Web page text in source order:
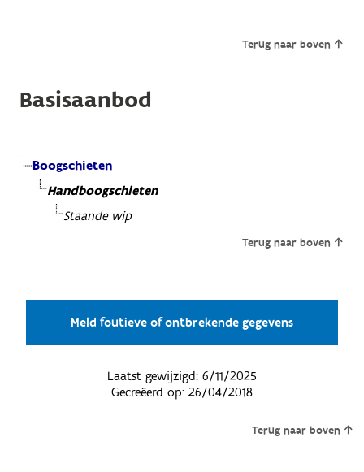
Terug naar boven
Basisaanbod
Boogschieten
Handboogschieten
Staande wip
Terug naar boven
Meld foutieve of ontbrekende gegevens
Laatst gewijzigd: 6/11/2025
Gecreëerd op: 26/04/2018
Terug naar boven